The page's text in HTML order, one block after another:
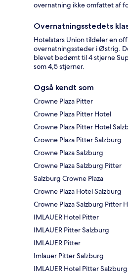
overnatning ikke omfattet af
Overnatningsstedets
Hotelstars Union tildeler en
overnatningssteder i Østrig.
blevet bedømt til 4 stjerne
som 4,5 stjerner.
Også kendt som
Crowne Plaza Pitter
Crowne Plaza Pitter Hotel
Crowne Plaza Pitter Hotel
Crowne Plaza Pitter Salzburg
Crowne Plaza Salzburg
Crowne Plaza Salzburg Pitter
Salzburg Crowne Plaza
Crowne Plaza Hotel Salzburg
Crowne Plaza Salzburg Pitter
IMLAUER Hotel Pitter
IMLAUER Pitter Salzburg
IMLAUER Pitter
Imlauer Pitter Salzburg
IMLAUER Hotel Pitter